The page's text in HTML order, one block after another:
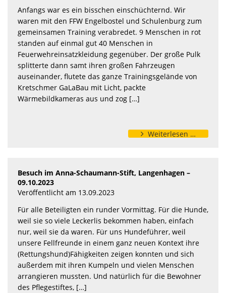
Anfangs war es ein bisschen einschüchternd. Wir
waren mit den FFW Engelbostel und Schulenburg zum
gemeinsamen Training verabredet. 9 Menschen in rot
standen auf einmal gut 40 Menschen in
Feuerwehreinsatzkleidung gegenüber. Der große Pulk
splitterte dann samt ihren großen Fahrzeugen
auseinander, flutete das ganze Trainingsgelände von
Kretschmer GaLaBau mit Licht, packte
Wärmebildkameras aus und zog […]
Weiterlesen …
Besuch im Anna-Schaumann-Stift, Langenhagen –
09.10.2023
Veröffentlicht am 13.09.2023
Für alle Beteiligten ein runder Vormittag. Für die Hunde,
weil sie so viele Leckerlis bekommen haben, einfach
nur, weil sie da waren. Für uns Hundeführer, weil
unsere Fellfreunde in einem ganz neuen Kontext ihre
(Rettungshund)Fähigkeiten zeigen konnten und sich
außerdem mit ihren Kumpeln und vielen Menschen
arrangieren mussten. Und natürlich für die Bewohner
des Pflegestiftes, […]